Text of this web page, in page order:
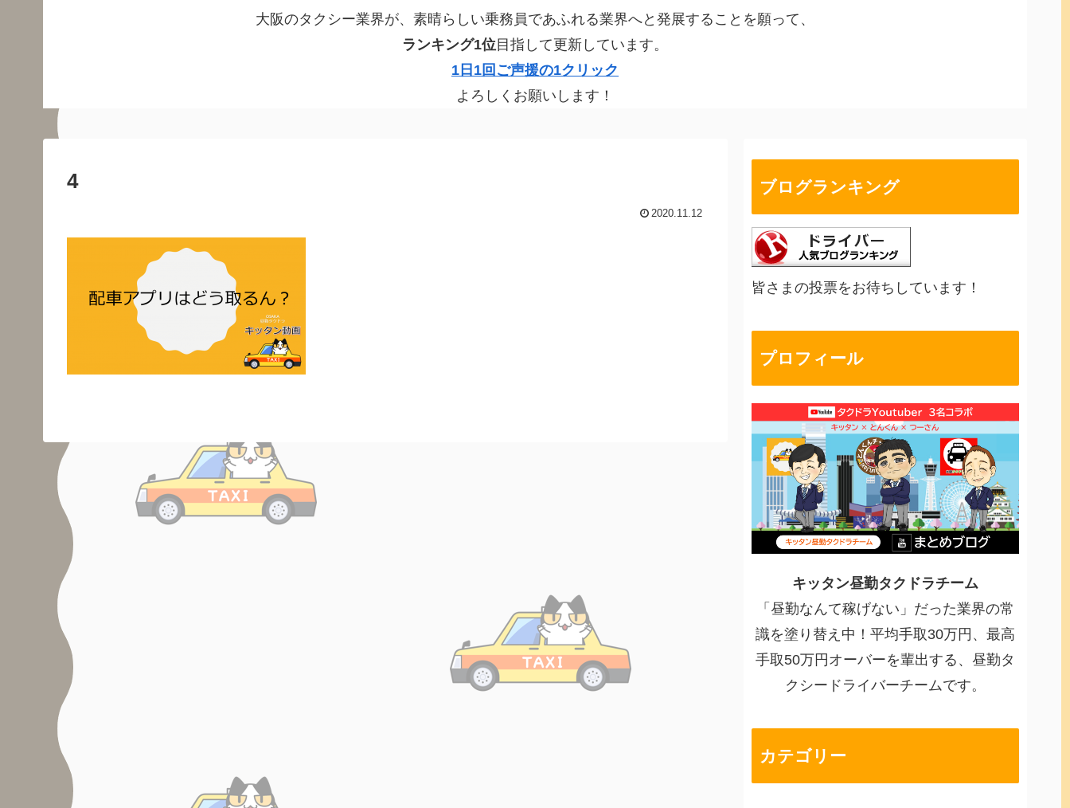
大阪のタクシー業界が、素晴らしい乗務員であふれる業界へと発展することを願って、
ランキング1位目指して更新しています。
1日1回ご声援の1クリック
よろしくお願いします！
4
2020.11.12
ブログランキング
皆さまの投票をお待ちしています！
プロフィール
キッタン昼勤タクドラチーム
「昼勤なんて稼げない」だった業界の常
識を塗り替え中！平均手取30万円、最高
手取50万円オーバーを輩出する、昼勤タ
クシードライバーチームです。
カテゴリー